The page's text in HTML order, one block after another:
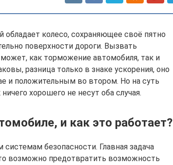
колесо, сохраняющее своё пятно
поверхности дороги. Вызвать
как торможение автомобиля, так и
разница только в знаке ускорения, оно
и положительным во втором. Но на суть
хорошего не несут оба случая.
и как это работает?
безопасности. Главная задача
возможно предотвратить возможность